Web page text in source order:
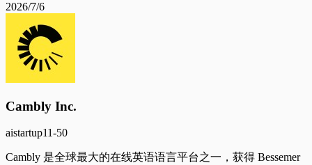
2026/7/6
Cambly Inc.
aistartup11-50
Cambly 是全球最大的在线英语语言平台之一，获得 Bessemer